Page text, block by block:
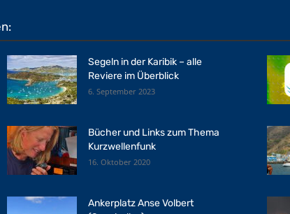
Segeln in der Karibik – alle
Reviere im Überblick
6. September 2023
Bücher und Links zum Thema
Kurzwellenfunk
16. Oktober 2020
Ankerplatz Anse Volbert